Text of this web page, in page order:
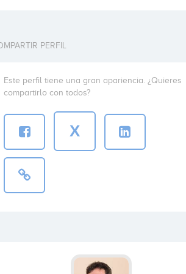
PERFIL
Este perfil tiene una gran apariencia. ¿Quieres
compartirlo con todos?
X